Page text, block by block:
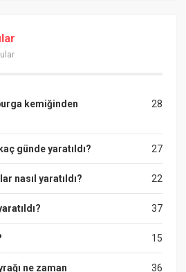
28
kemiğinden
27
günde yaratıldı?
22
nasıl yaratıldı?
37
15
36
ne zaman